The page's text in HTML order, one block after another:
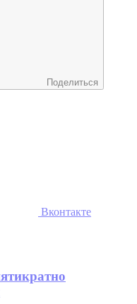
Поделиться
Вконтакте